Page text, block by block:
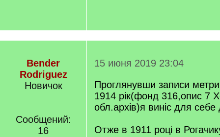
Bender
Rodriguez
Новичок
Сообщений:
16
15 июня 2019 23:04
Проглянувши записи
1914 рік(фонд 316,опис 7
обл.архів)я виніс для себе
Отже в 1911 році в